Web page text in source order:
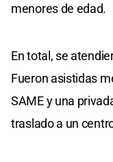
menores de edad.
En total, se
Fueron asistidas
SAME y una
traslado a un